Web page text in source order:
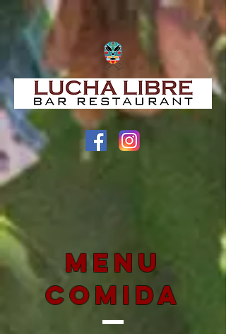
Menu
Comida